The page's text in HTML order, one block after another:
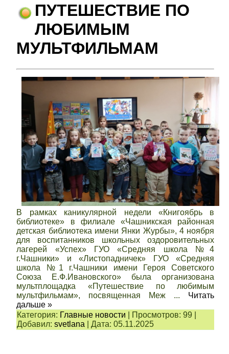
ПУТЕШЕСТВИЕ ПО
ЛЮБИМЫМ
МУЛЬТФИЛЬМАМ
В рамках каникулярной недели «Книгоябрь в
библиотеке» в филиале «Чашникская районная
детская библиотека имени Янки Журбы», 4 ноября
для воспитанников школьных оздоровительных
лагерей «Успех» ГУО «Средняя школа №4
г.Чашники» и «Листопадничек» ГУО «Средняя
школа №1 г.Чашники имени Героя Советского
Союза Е.Ф.Ивановского» была организована
мультплощадка «Путешествие по любимым
мультфильмам», посвященная Меж ... Читать
дальше »
Категория: Главные новости Просмотров: 99
Добавил: svetlana |Дата: 05.11.2025